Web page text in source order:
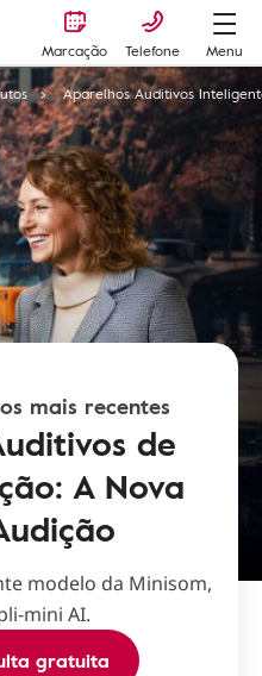
Marcação Telefone
Menu
Aparelhos Auditivos
mais recentes
de
A Nova
modelo da Minisom,
mini AI.
gratuita